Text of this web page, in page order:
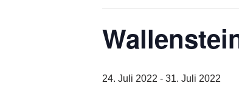
24. Juli 2022 - 31. Juli 2022